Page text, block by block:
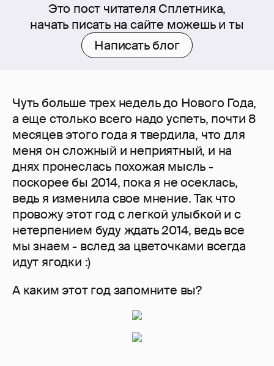
Это пост читателя Сплетника,
начать писать на сайте можешь и ты
Написать блог
Чуть больше трех недель до Нового Года,
а еще столько всего надо успеть, почти 8
месяцев этого года я твердила, что для
меня он сложный и неприятный, и на
днях пронеслась похожая мысль -
поскорее бы 2014, пока я не осеклась,
ведь я изменила свое мнение. Так что
провожу этот год с легкой улыбкой и с
нетерпением буду ждать 2014, ведь все
мы знаем - вслед за цветочками всегда
идут ягодки :)
А каким этот год запомните вы?